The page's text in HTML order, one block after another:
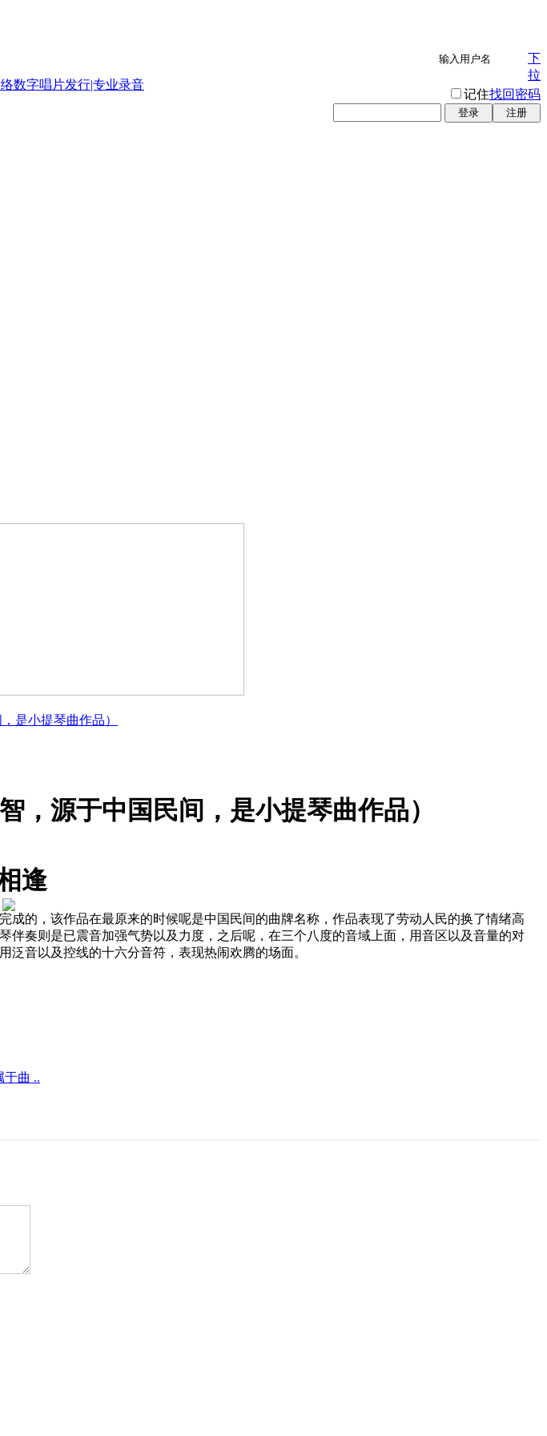
下
拉
记住找回密码
登录 注册
是小提琴曲作品）
，源于中国民间，是小提琴曲作品）
逢
的，该作品在最原来的时候呢是中国民间的曲牌名称，作品表现了劳动人民的换了情绪高
奏则是已震音加强气势以及力度，之后呢，在三个八度的音域上面，用音区以及音量的对
音以及控线的十六分音符，表现热闹欢腾的场面。
于曲 ..